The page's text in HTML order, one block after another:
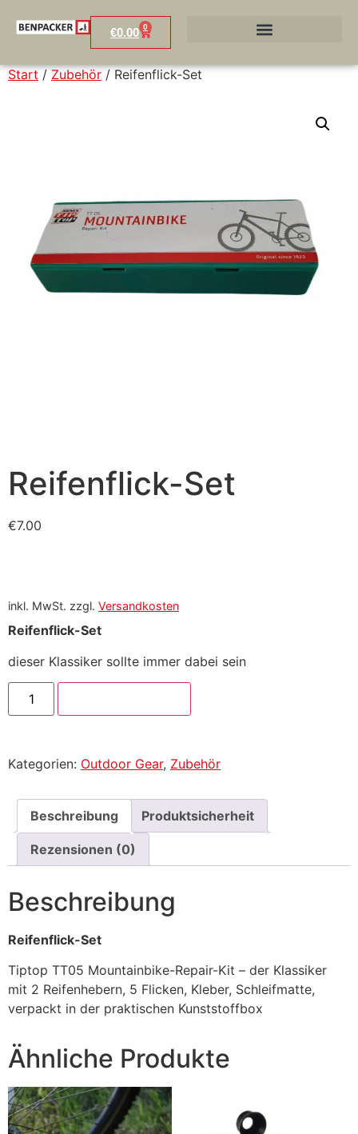
€0.00 0
Start / Zubehör / Reifenflick-Set
Reifenflick-Set
€7.00
inkl. MwSt. zzgl. Versandkosten
Reifenflick-Set
dieser Klassiker sollte immer dabei sein
Kategorien: Outdoor Gear, Zubehör
Beschreibung Produktsicherheit
Rezensionen (0)
Beschreibung
Reifenflick-Set
Tiptop TT05 Mountainbike-Repair-Kit – der Klassiker
mit 2 Reifenhebern, 5 Flicken, Kleber, Schleifmatte,
verpackt in der praktischen Kunststoffbox
Ähnliche Produkte